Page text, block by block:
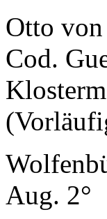
Otto
Cod.
Aug. 2°